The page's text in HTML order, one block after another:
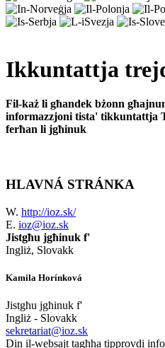
Ikkuntattja
Fil-każ li għandek bżonn
informazzjoni tista' tikkuntattja
ferħan li jgħinuk
HLAVNÁ STRÁNKA
W. http://ioz.sk/
E. ioz@ioz.sk
Jistgħu jgħinuk f'
Ingliż, Slovakk
Kamila Horínková
Jistgħu jgħinuk f'
Ingliż - Slovakk
sekretariat@ioz.sk
Din il-websajt tagħha tipprovdi